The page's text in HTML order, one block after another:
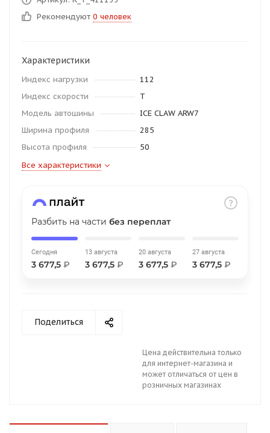
Рекомендуют 0 человек
Характеристики
Индекс нагрузки
112
Индекс скорости
T
Модель автошины
ICE CLAW ARW7
Ширина профиля
285
Высота профиля
50
Все характеристики
Разбить на части без переплат
Сегодня
3 677,5 ₽
13 августа
3 677,5 ₽
20 августа
3 677,5 ₽
27 августа
3 677,5 ₽
Поделиться
Цена действительна только
для интернет-магазина и
может отличаться от цен в
розничных магазинах
недели
plait.ru